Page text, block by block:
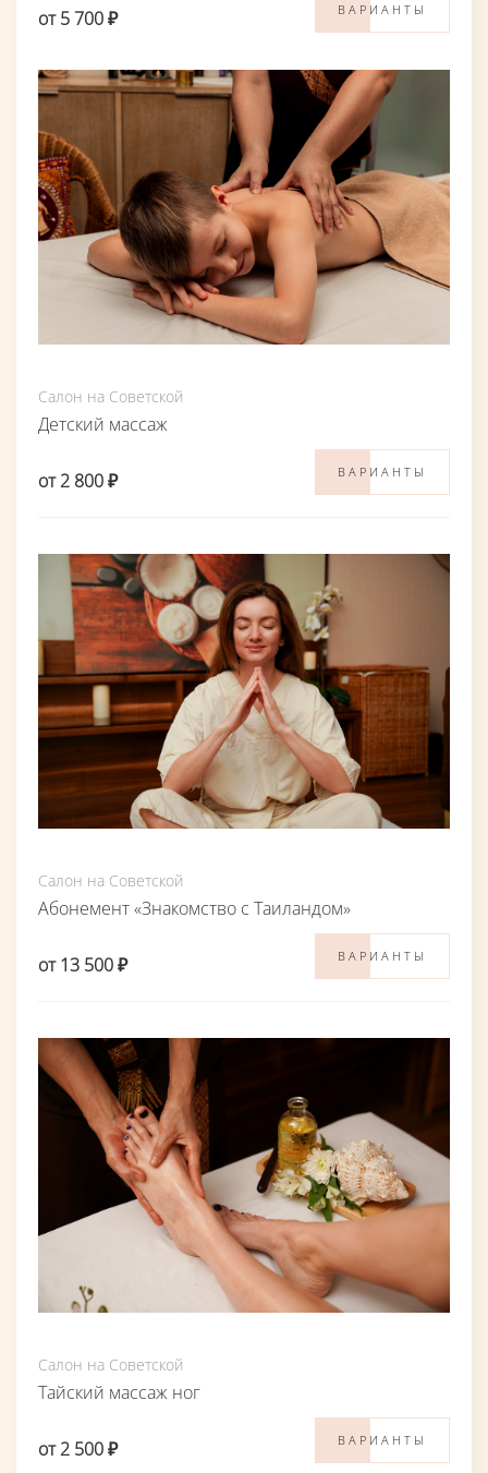
от 5 700 ₽ ВАРИАНТЫ
Салон на Советской
Детский массаж
от 2 800 ₽ ВАРИАНТЫ
Салон на Советской
Абонемент «Знакомство с Таиландом»
от 13 500 ₽ ВАРИАНТЫ
Салон на Советской
Тайский массаж ног
от 2 500 ₽ ВАРИАНТЫ